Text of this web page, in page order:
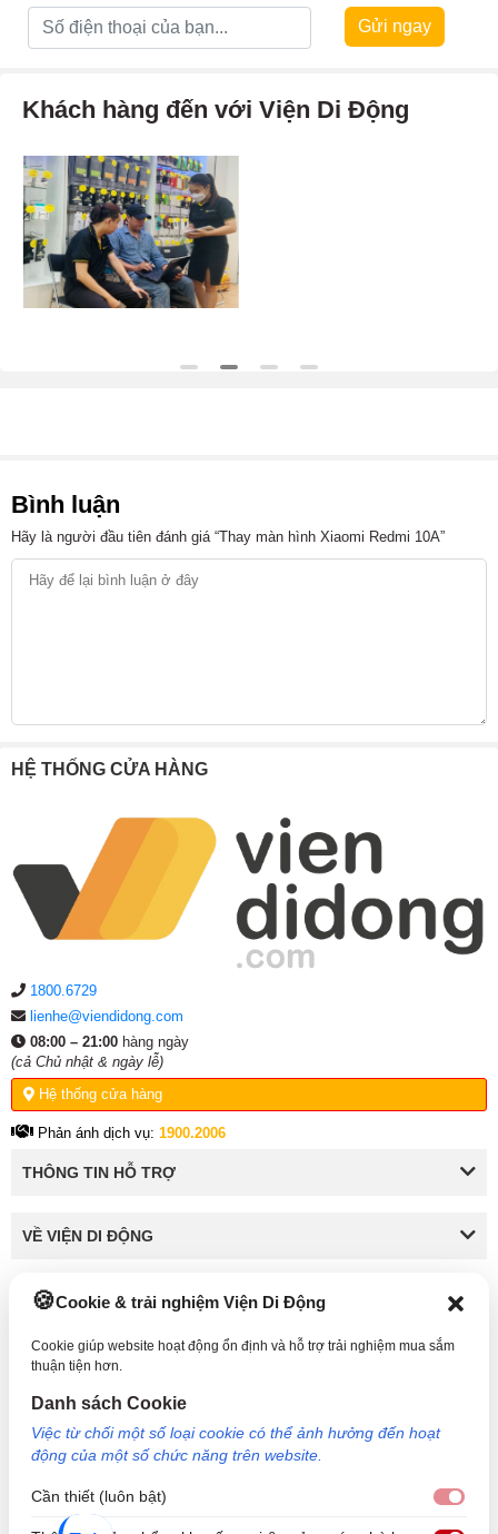
Cookie & trải nghiệm Viện Di Động
Cookie giúp website hoạt động ổn định và hỗ trợ trải nghiệm mua sắm
thuận tiện hơn.
Danh sách Cookie
Việc từ chối một số loại cookie có thể ảnh hưởng đến hoạt
động của một số chức năng trên website.
Cần thiết (luôn bật)
Gửi ngay
Khách hàng đến với Viện Di Động
Bình luận
Hãy là người đầu tiên đánh giá “Thay màn hình Xiaomi Redmi 10A”
HỆ THỐNG CỬA HÀNG
1800.6729
lienhe@viendidong.com
08:00 – 21:00 hàng ngày
(cả Chủ nhật & ngày lễ)
Hệ thống cửa hàng
Phản ánh dịch vụ: 1900.2006
THÔNG TIN HỖ TRỢ
VỀ VIỆN DI ĐỘNG
KẾT NỐI VỚI VIỆN DI ĐỘNG
Định, TP HCM. Mã số doanh nghiệp: 0317265132 - Ngày cấp: 25/04/2022 - Nơi cấp: Sở
kế hoạch và đầu tư TP Hồ Chí Minh. Giám đốc: Nguyễn Ngọc Ngân. Hotline: 1800.6729
(miễn phí) - Email: cskh@viendidong.com - Bản quyền thuộc về Viện Di Động.